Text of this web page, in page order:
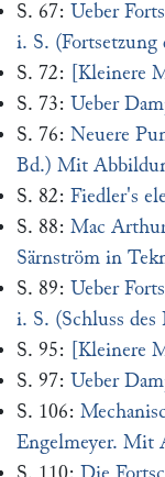
S. 67: Ueber
i. S. (Fortsetzung
S. 72:
[Kleinere
S. 73: Ueber
S. 76: Neuere
Bd.) Mit
S. 82: Fiedler's
S. 88: Mac
Särnström in
S. 89: Ueber
i. S. (Schluss des
S. 95:
[Kleinere
S. 97: Ueber
S. 106:
Engelmeyer. Mit